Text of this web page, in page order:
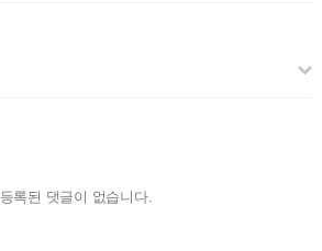
등록된 댓글이 없습니다.